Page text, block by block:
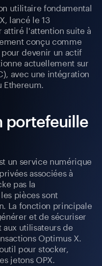
utilitaire fondamental
lancé le 13
l'attention suite à
conçu comme
devenir un actif
actuellement sur
avec une intégration
Ethereum.
portefeuille
un service numérique
associées à
pas la
pièces sont
La fonction principale
et de sécuriser
utilisateurs de
Optimus X.
pour stocker,
jetons OPX.